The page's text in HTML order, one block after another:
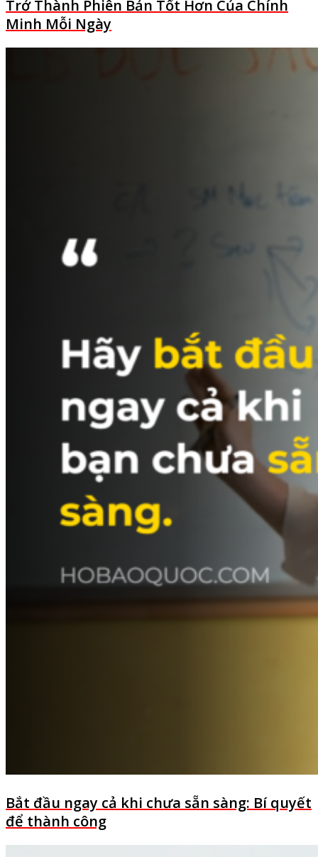
Trở Thành Phiên Bản Tốt Hơn Của Chính
Minh Mỗi Ngày
Bắt đầu ngay cả khi chưa sẵn sàng: Bí quyết
để thành công